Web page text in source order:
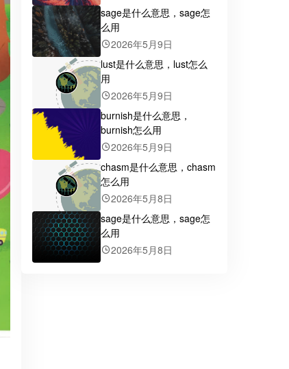
sage是什么意思，sage怎
么用
2026年5月9日
lust是什么意思，lust怎么
用
2026年5月9日
burnish是什么意思，
burnish怎么用
2026年5月9日
chasm是什么意思，chasm
怎么用
2026年5月8日
sage是什么意思，sage怎
么用
2026年5月8日